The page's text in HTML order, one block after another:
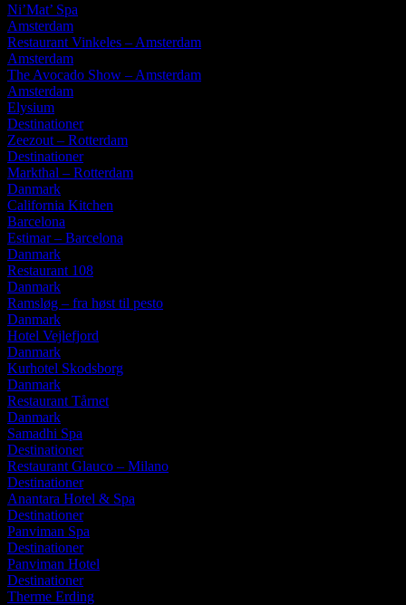
Ni’Mat’ Spa
Amsterdam
Restaurant Vinkeles – Amsterdam
Amsterdam
The Avocado Show – Amsterdam
Amsterdam
Elysium
Destinationer
Zeezout – Rotterdam
Destinationer
Markthal – Rotterdam
Danmark
California Kitchen
Barcelona
Estimar – Barcelona
Danmark
Restaurant 108
Danmark
Ramsløg – fra høst til pesto
Danmark
Hotel Vejlefjord
Danmark
Kurhotel Skodsborg
Danmark
Restaurant Tårnet
Danmark
Samadhi Spa
Destinationer
Restaurant Glauco – Milano
Destinationer
Anantara Hotel & Spa
Destinationer
Panviman Spa
Destinationer
Panviman Hotel
Destinationer
Therme Erding